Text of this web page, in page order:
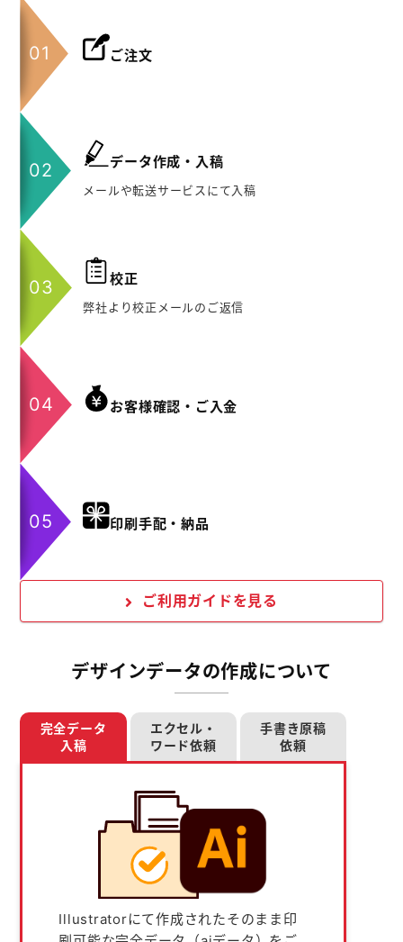
ご注文
データ作成・入稿
メールや転送サービスにて入稿
校正
弊社より校正メールのご返信
お客様確認・ご入金
印刷手配・納品
ご利用ガイドを見る
デザインデータの作成について
完全データ
入稿
エクセル・
ワード依頼
手書き原稿
依頼
Illustratorにて作成されたそのまま印